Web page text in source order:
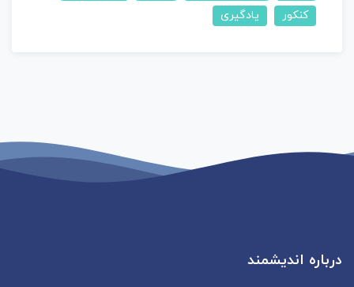
کنکور
یادگیری
درباره اندیشمند